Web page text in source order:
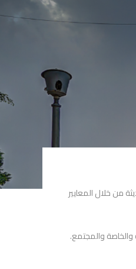
من خلال المعايير
والخاصة والمجتمع.